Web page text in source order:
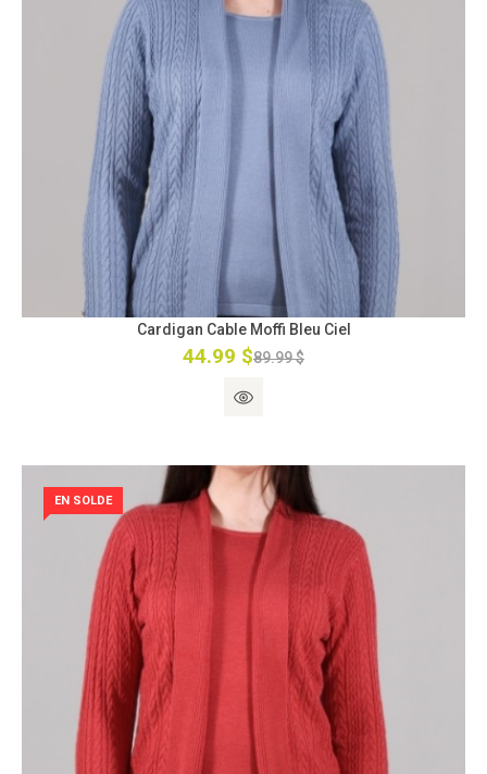
Cardigan Cable Moffi Bleu Ciel
44.99 $89.99 $
EN SOLDE